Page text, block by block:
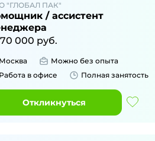
"ГЛОБАЛ ПАК"
/ ассистент
70 000 руб.
Москва
Можно без опыта
Работа в офисе
Полная занятость
Откликнуться